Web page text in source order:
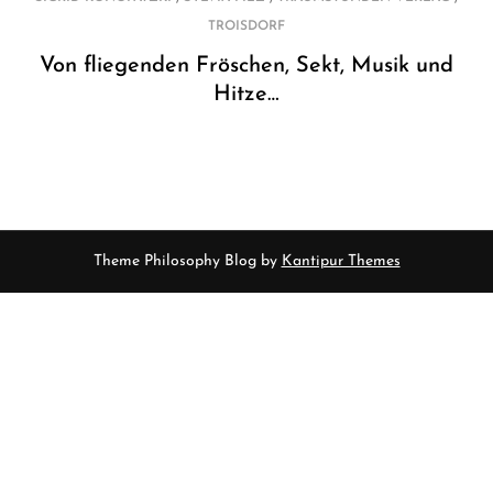
TROISDORF
Von fliegenden Fröschen, Sekt, Musik und
Hitze…
Theme Philosophy Blog by Kantipur Themes